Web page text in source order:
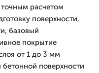
точным расчетом
поверхности,
базовый
покрытие
от 1 до 3 мм
поверхности